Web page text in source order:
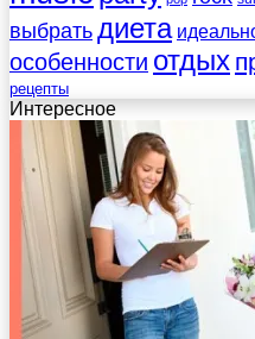
выбратьдиета
особенности отдых
рецепты
Интересное